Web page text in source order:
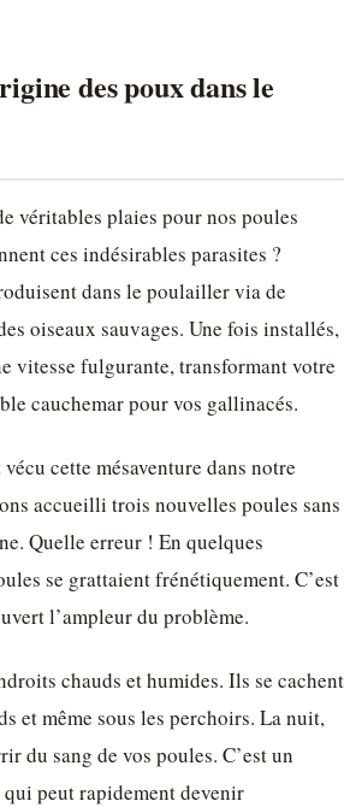
des poux dans le
véritables plaies pour nos poules
ces indésirables parasites ?
dans le poulailler via de
oiseaux sauvages. Une fois installés,
vitesse fulgurante, transformant votre
cauchemar pour vos gallinacés.
cette mésaventure dans notre
accueilli trois nouvelles poules sans
Quelle erreur ! En quelques
se grattaient frénétiquement. C’est
l’ampleur du problème.
chauds et humides. Ils se cachent
et même sous les perchoirs. La nuit,
du sang de vos poules. C’est un
peut rapidement devenir